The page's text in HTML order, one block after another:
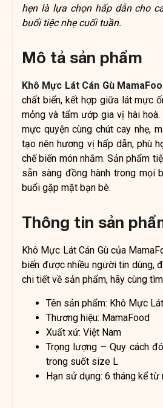
hẹn là lựa chọn hấp dẫn cho
buổi tiệc nhẹ cuối tuần.
Mô tả sản phẩm
Khô Mực Lát Cán Gù
chất biển, kết hợp giữa lát mực
mỏng và tẩm ướp gia vị hài
mực quyện cùng chút cay nhẹ,
tạo nên hương vị hấp dẫn, phù
chế biến món nhắm. Sản phẩm
sẵn sàng đồng hành trong mọi
buổi gặp mặt bạn bè.
Thông tin sản
Khô Mực Lát Cán Gù của
biến được nhiều người tin dùng,
chi tiết về sản phẩm, hãy cùng
Tên sản phẩm: Khô Mực
Thương hiệu: MamaFood
Xuất xứ: Việt Nam
Trọng lượng – Quy cách
trong suốt size L
Hạn sử dụng: 6 tháng kể từ